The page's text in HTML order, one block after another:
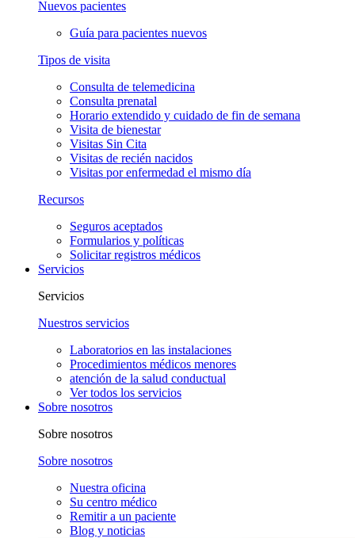
Nuevos pacientes
Guía para pacientes nuevos
Tipos de visita
Consulta de telemedicina
Consulta prenatal
Horario extendido y cuidado de fin de semana
Visita de bienestar
Visitas Sin Cita
Visitas de recién nacidos
Visitas por enfermedad el mismo día
Recursos
Seguros aceptados
Formularios y políticas
Solicitar registros médicos
Servicios
Servicios
Nuestros servicios
Laboratorios en las instalaciones
Procedimientos médicos menores
atención de la salud conductual
Ver todos los servicios
Sobre nosotros
Sobre nosotros
Sobre nosotros
Nuestra oficina
Su centro médico
Remitir a un paciente
Blog y noticias